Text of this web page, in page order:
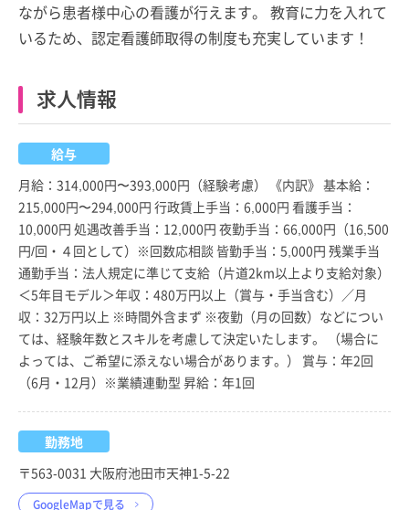
ながら患者様中心の看護が行えます。 教育に力を入れて
いるため、認定看護師取得の制度も充実しています！
求人情報
給与
月給：314,000円〜393,000円（経験考慮） 《内訳》 基本給：
215,000円〜294,000円 行政賃上手当：6,000円 看護手当：
10,000円 処遇改善手当：12,000円 夜勤手当：66,000円（16,500
円/回・４回として）※回数応相談 皆勤手当：5,000円 残業手当
通勤手当：法人規定に準じて支給（片道2km以上より支給対象）
＜5年目モデル＞年収：480万円以上（賞与・手当含む）／月
収：32万円以上 ※時間外含まず ※夜勤（月の回数）などについ
ては、経験年数とスキルを考慮して決定いたします。 （場合に
よっては、ご希望に添えない場合があります。） 賞与：年2回
（6月・12月）※業績連動型 昇給：年1回
勤務地
〒563-0031 大阪府池田市天神1-5-22
GoogleMapで見る